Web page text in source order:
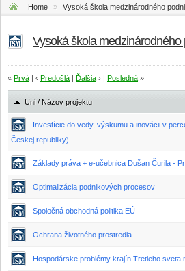
Home » Vysoká škola medzinárodného
Vysoká škola
« Prvá | ‹ Predošlá | Ďalšia › | Posledná »
Uni / Názov projektu
Investície do vedy, výskumu a inovácii v
Českej republiky)
Základy práva + e-učebnica Dušan Čurila -
Optimalizácia podnikových procesov
Spoločná obchodná politika EÚ
Ochrana životného prostredia
Hospodárske problémy krajín Tretieho